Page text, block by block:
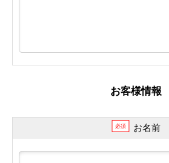
お客様情報
必須 お名前